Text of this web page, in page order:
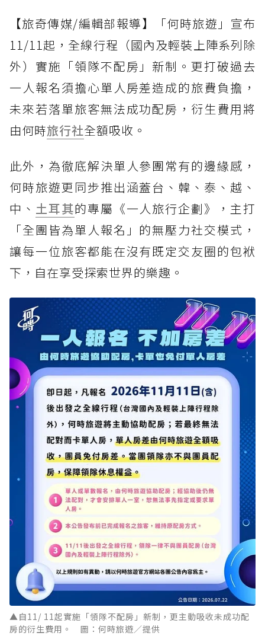
【旅奇傳媒/編輯部報導】「何時旅遊」宣布
11/11起，全線行程（國內及輕裝上陣系列除
外）實施「領隊不配房」新制。更打破過去
一人報名須擔心單人房差造成的旅費負擔，
未來若落單旅客無法成功配房，衍生費用將
由何時旅行社全額吸收。
此外，為徹底解決單人參團常有的邊緣感，
何時旅遊更同步推出涵蓋台、韓、泰、越、
中、 土耳其的專屬《一人旅行企劃》，主打
「全團皆為單人報名」的無壓力社交模式，
讓每一位旅客都能在沒有既定交友圈的包袱
下，自在享受探索世界的樂趣。
▲自11/ 11起實施「領隊不配房」新制，更主動吸收未成功配
房的衍生費用。 圖：何時旅遊／提供